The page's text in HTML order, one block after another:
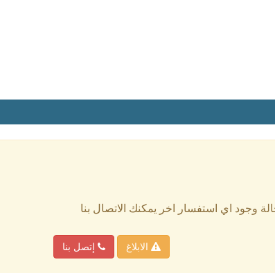
وجود اي استفسار اخر يمكنك الاتصال بنا
الابلاغ إتصل بنا